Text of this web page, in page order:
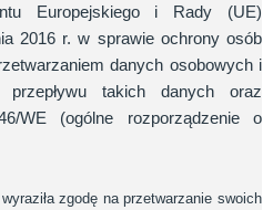
Europejskiego i Rady (UE)
2016 r. w sprawie ochrony osób
danych osobowych i
takich danych oraz
WE (ogólne rozporządzenie o
zgodę na przetwarzanie swoich